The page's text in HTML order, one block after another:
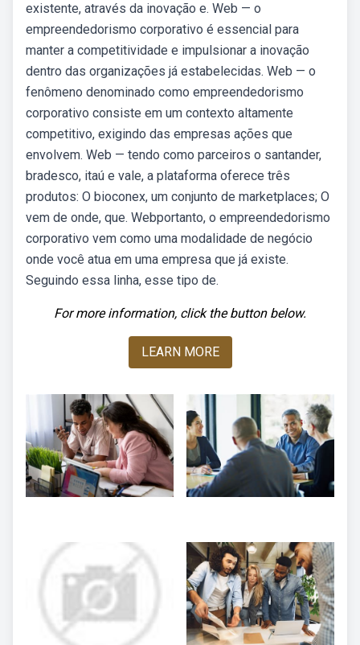
existente, através da inovação e. Web — o
empreendedorismo corporativo é essencial para
manter a competitividade e impulsionar a inovação
dentro das organizações já estabelecidas. Web — o
fenômeno denominado como empreendedorismo
corporativo consiste em um contexto altamente
competitivo, exigindo das empresas ações que
envolvem. Web — tendo como parceiros o santander,
bradesco, itaú e vale, a plataforma oferece três
produtos: O bioconex, um conjunto de marketplaces; O
vem de onde, que. Webportanto, o empreendedorismo
corporativo vem como uma modalidade de negócio
onde você atua em uma empresa que já existe.
Seguindo essa linha, esse tipo de.
For more information, click the button below.
LEARN MORE